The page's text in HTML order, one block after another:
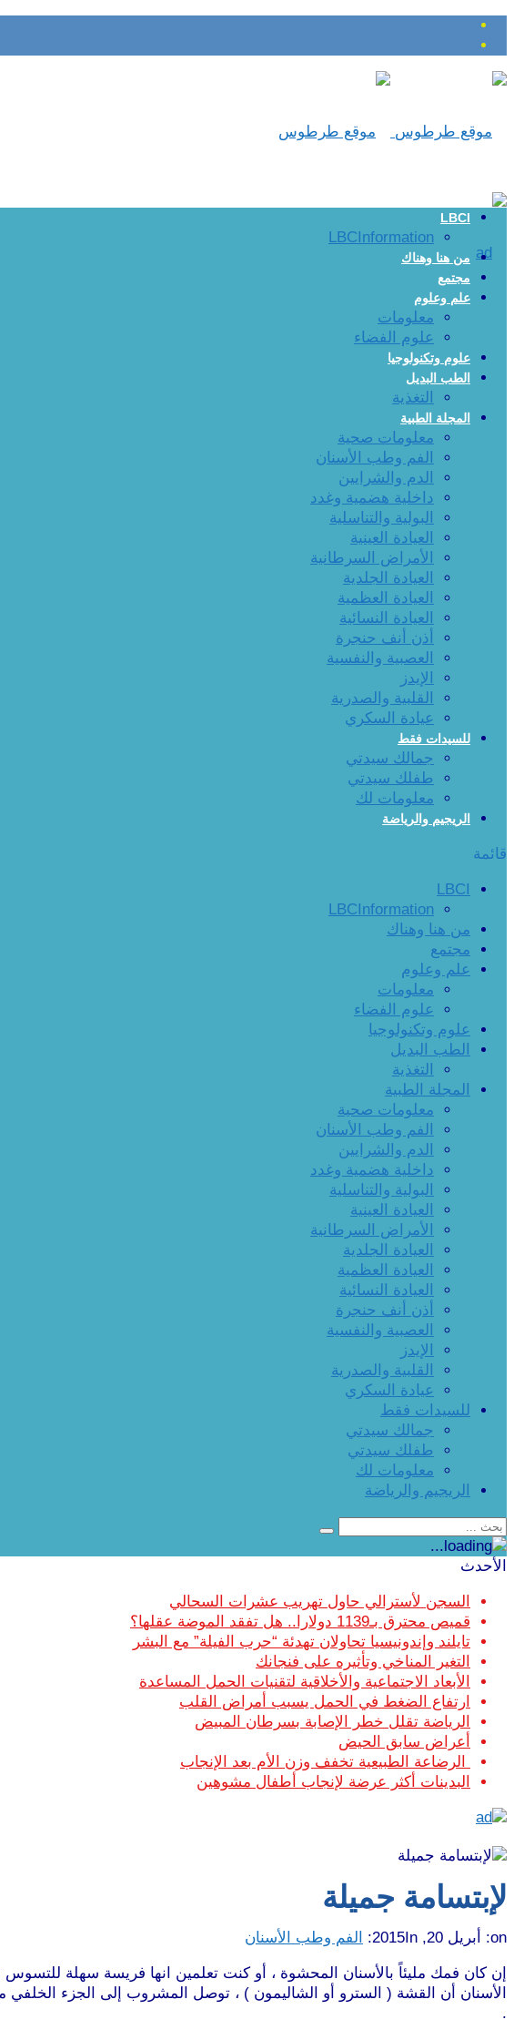
LBCI
LBCInformation
من هنا وهناك
مجتمع
علم وعلوم
معلومات
علوم الفضاء
علوم وتكنولوجيا
الطب البديل
التغذية
المجلة الطبية
معلومات صحية
الفم وطب الأسنان
الدم والشرايين
داخلية هضمية وغدد
البولية والتناسلية
العيادة العينية
الأمراض السرطانية
العيادة الجلدية
العيادة العظمية
العيادة النسائية
أذن أنف حنجرة
العصبية والنفسية
الإيدز
القلبية والصدرية
عيادة السكري
للسيدات فقط
جمالك سيدتي
طفلك سيدتي
معلومات لك
الريجيم والرياضة
قائمة
LBCI
LBCInformation
من هنا وهناك
مجتمع
علم وعلوم
معلومات
علوم الفضاء
علوم وتكنولوجيا
الطب البديل
التغذية
المجلة الطبية
معلومات صحية
الفم وطب الأسنان
الدم والشرايين
داخلية هضمية وغدد
البولية والتناسلية
العيادة العينية
الأمراض السرطانية
العيادة الجلدية
العيادة العظمية
العيادة النسائية
أذن أنف حنجرة
العصبية والنفسية
الإيدز
القلبية والصدرية
عيادة السكري
للسيدات فقط
جمالك سيدتي
طفلك سيدتي
معلومات لك
الريجيم والرياضة
الأحدث
السجن لأسترالي حاول تهريب عشرات السحالي
قميص محترق بـ1139 دولارا.. هل تفقد الموضة عقلها؟
تايلند وإندونيسيا تحاولان تهدئة “حرب الفيلة” مع البشر
التغير المناخي وتأثيره على فنجانك
الأبعاد الاجتماعية والأخلاقية لتقنيات الحمل المساعدة
ارتفاع الضغط في الحمل يسبب أمراض القلب
الرياضة تقلل خطر الإصابة بسرطان المبيض
أعراض سابق الحيض
الرضاعة الطبيعية تخفف وزن الأم بعد الإنجاب
البدينات أكثر عرضة لإنجاب أطفال مشوهين
لإبتسامة جميلة
on: أبريل 20, 2015 In: الفم وطب الأسنان
إن كان فمك مليئاً بالأسنان المحشوة ، أو كنت تعلمين انها فريسة سهلة
الأسنان أن القشة ( السترو أو الشاليمون ) ، توصل المشروب إلى الجزء
.